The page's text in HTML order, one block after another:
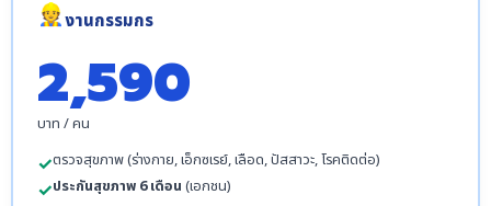
👷งานกรรมกร
2,590
บาท / คน
✓ตรวจสุขภาพ (ร่างกาย, เอ็กซเรย์, เลือด, ปัสสาวะ, โรคติดต่อ)
✓ประกันสุขภาพ 6 เดือน (เอกชน)